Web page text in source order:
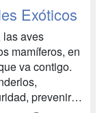
online y
Exóticos
aves
mamíferos, en
va contigo.
prevenir